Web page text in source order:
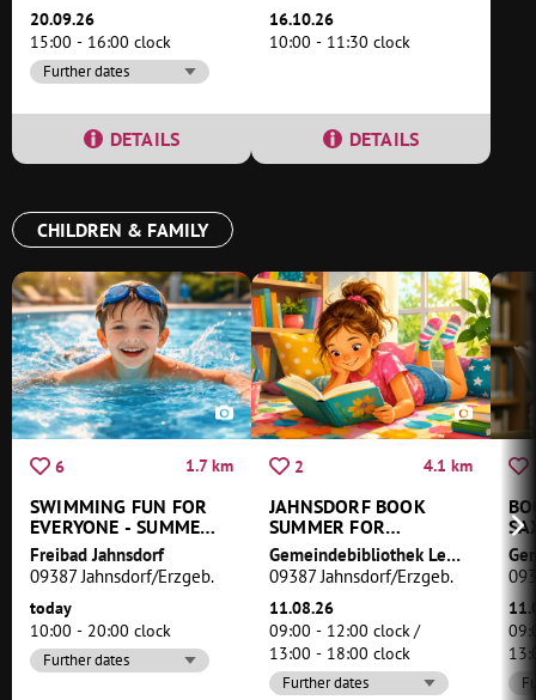
20.09.26
15:00 - 16:00 clock
Further dates
DETAILS
16.10.26
10:00 - 11:30 clock
DETAILS
CHILDREN & FAMILY
6 1.7 km
SWIMMING FUN FOR
EVERYONE - SUMMER
FUN AT THE
JAHNSDORF OUTDOOR
POOL
Freibad Jahnsdorf
09387 Jahnsdorf/Erzgeb.
today
10:00 - 20:00 clock
Further dates
2 4.1 km
JAHNSDORF BOOK
SUMMER FOR
PRIMARY SCHOOL
PUPILS
Gemeindebibliothek Leukersdorf
09387 Jahnsdorf/Erzgeb.
11.08.26
09:00 - 12:00 clock
13:00 - 18:00 clock
Further dates